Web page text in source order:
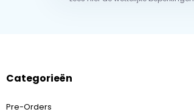
Categorieën
Pre-Orders